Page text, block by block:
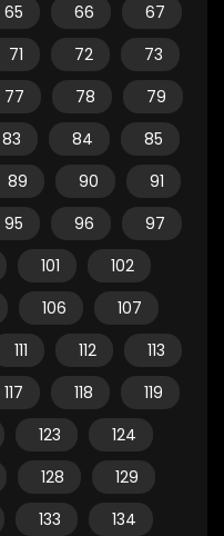
65 66
67
71 72
73
77 78
79
83 84
85
89 90
91
95 96
97
101
102
106
107
111 112
113
117 118
119
123
124
128
129
133
134